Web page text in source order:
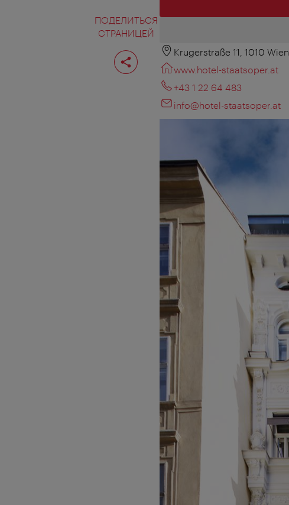
ПОДЕЛИТЬСЯ
СТРАНИЦЕЙ
Поделиться
страницей
Krugerstraße 11, 1010 Wien
www.hotel-staatsoper.at
+43 1 22 64 483
info@hotel-staatsoper.at